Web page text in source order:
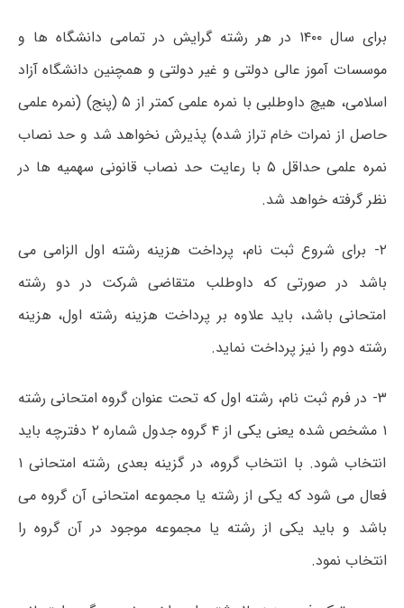
برای سال ۱۴۰۰ در ھر رشته گرایش در تمامی دانشگاه ھا و
موسسات آموز عالی دولتی و غیر دولتی و ھمچنین دانشگاه آزاد
اسلامی، ھیچ داوطلبی با نمره علمی کمتر از ۵ (پنج) (نمره علمی
حاصل از نمرات خام تراز شده) پذیرش نخواھد شد و حد نصاب
نمره علمی حداقل ۵ با رعایت حد نصاب قانونی سھمیه ھا در
نظر گرفته خواھد شد.
۲- برای شروع ثبت نام، پرداخت ھزینه رشته اول الزامی می
باشد در صورتی که داوطلب متقاضی شرکت در دو رشته
امتحانی باشد، باید علاوه بر پرداخت ھزینه رشته اول، ھزینه
رشته دوم را نیز پرداخت نماید.
۳- در فرم ثبت نام، رشته اول که تحت عنوان گروه امتحانی رشته
۱ مشخص شده یعنی یکی از ۴ گروه جدول شماره ۲ دفترچه باید
انتخاب شود. با انتخاب گروه، در گزینه بعدی رشته امتحانی ۱
فعال می شود که یکی از رشته یا مجموعه امتحانی آن گروه می
باشد و باید یکی از رشته یا مجموعه موجود در آن گروه را
انتخاب نمود.